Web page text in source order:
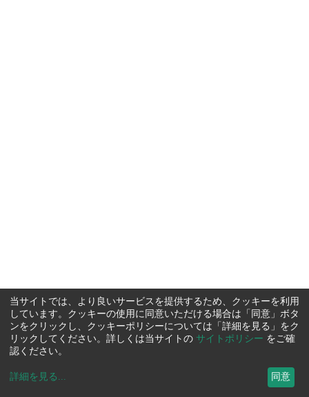
当サイトでは、より良いサービスを提供するため、クッキーを利用
しています。クッキーの使用に同意いただける場合は「同意」ボタ
ンをクリックし、クッキーポリシーについては「詳細を見る」をク
リックしてください。詳しくは当サイトの サイトポリシー をご確
認ください。
詳細を見る ... 同意